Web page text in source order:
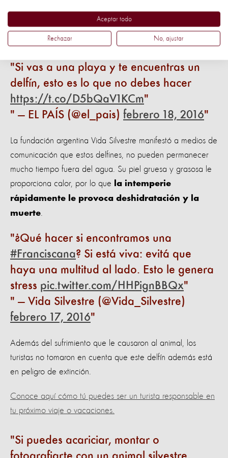
dos personas. Esta pudo haber sido una historia exitosa de
rescate, pero terminó en la innecesaria muerte de un delfín,
todo para un selfie.
Si vas a una playa y te encuentras un
delfín, esto es lo que no debes hacer
https://t.co/D5bQaV1KCm
— EL PAÍS (@el_pais) febrero 18, 2016
La fundación argentina Vida Silvestre manifestó a medios de
comunicación que estos delfines, no pueden permanecer
mucho tiempo fuera del agua. Su piel gruesa y grasosa le
proporciona calor, por lo que
la intemperie
rápidamente le provoca deshidratación y la
muerte
¿Qué hacer si encontramos una
#Franciscana? Si está viva: evitá que
haya una multitud al lado. Esto le genera
stress pic.twitter.com/HHPignBBQx
— Vida Silvestre (@Vida_Silvestre)
febrero 17, 2016
Además del sufrimiento que le causaron al animal, los
turistas no tomaron en cuenta que este delfín además está
en peligro de extinción.
Conoce aquí cómo tú puedes ser un turista responsable en
tu próximo viaje o vacaciones.
Si puedes acariciar, montar o
Aceptar todo
Rechazar No, ajustar